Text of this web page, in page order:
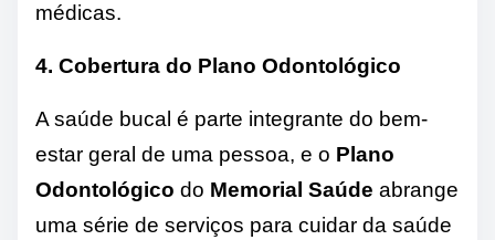
médicas.
4. Cobertura do Plano Odontológico
A saúde bucal é parte integrante do bem-
estar geral de uma pessoa, e o Plano
Odontológico do Memorial Saúde abrange
uma série de serviços para cuidar da saúde